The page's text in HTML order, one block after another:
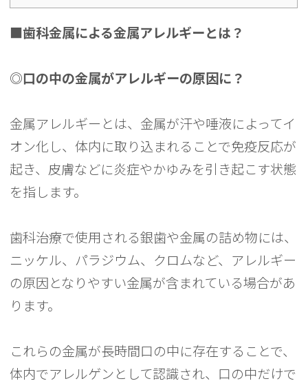
■歯科金属による金属アレルギーとは？
◎口の中の金属がアレルギーの原因に？
金属アレルギーとは、金属が汗や唾液によってイ
オン化し、体内に取り込まれることで免疫反応が
起き、皮膚などに炎症やかゆみを引き起こす状態
を指します。
歯科治療で使用される銀歯や金属の詰め物には、
ニッケル、パラジウム、クロムなど、アレルギー
の原因となりやすい金属が含まれている場合があ
ります。
これらの金属が長時間口の中に存在することで、
体内でアレルゲンとして認識され、口の中だけで